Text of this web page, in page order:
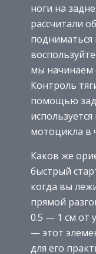
ноги на
рассчитали
подниматься
мы начинаем
Контроль
помощью
мотоцикла в
Каков же
быстрый
когда вы
прямой
0.5 — 1 см от
— этот
для его